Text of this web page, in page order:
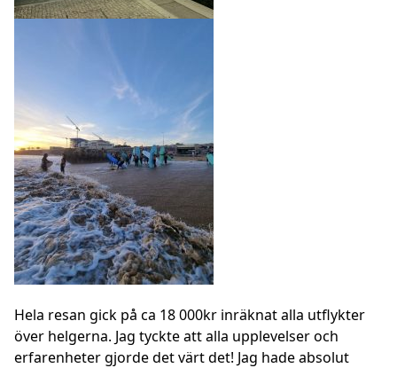
Hela resan gick på ca 18 000kr inräknat alla utflykter
över helgerna. Jag tyckte att alla upplevelser och
erfarenheter gjorde det värt det! Jag hade absolut